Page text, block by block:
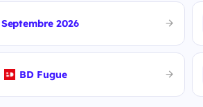
Septembre 2026
BD Fugue